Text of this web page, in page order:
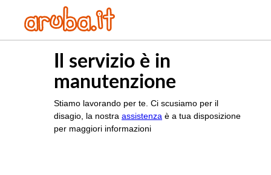
Il servizio è in
manutenzione
Stiamo lavorando per te. Ci scusiamo per il
disagio, la nostra assistenza è a tua disposizione
per maggiori informazioni